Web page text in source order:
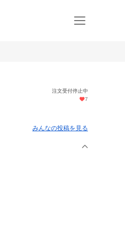
注文受付停止中
7
みんなの投稿を見る